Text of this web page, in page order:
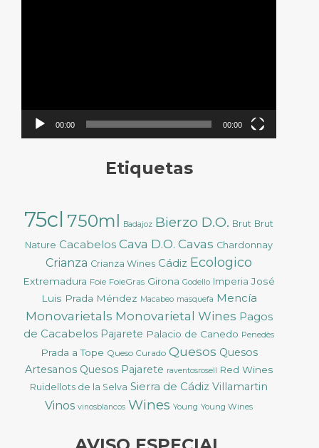
00:00 00:00
Etiquetas
75cl 750ml Badajoz Bierzo D.O. Brut Brut
Nature Cacabelos Cava D.O. Cavas Chardonnay
Crianza Crianza Wines Cádiz Ecologico
Extremadura Foie FoieGras Girona Godello Imperia José
Luis Prada Méndez Macabeo masquefa Mencía
Monovarietals Monovarietal Wines Pagos
de Cacabelos Pajarete Palacio de Canedo Penedès
Prada a Tope Queso Curado Quesos Quesos
Artesanos Quesos Pajarete raventosrosell Red Wines
Ruidellots de la Selva Sierra de Cádiz Villamartin
Vinos vinosblancos Wines Young Young Wines